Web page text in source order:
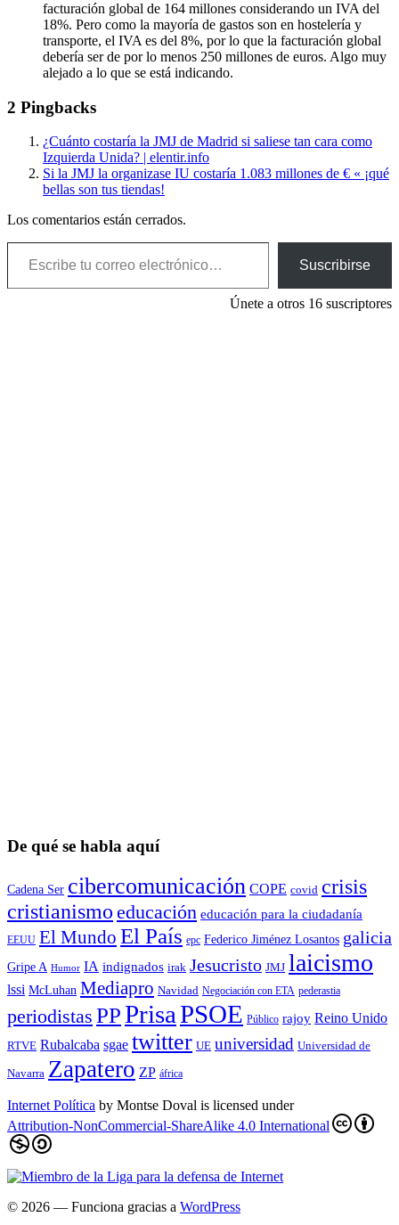
facturación global de 164 millones considerando un IVA del
18%. Pero como la mayoría de gastos son en hostelería y
transporte, el IVA es del 8%, por lo que la facturación global
debería ser de por lo menos 250 millones de euros. Algo muy
alejado a lo que se está indicando.
2 Pingbacks
¿Cuánto costaría la JMJ de Madrid si saliese tan cara como
Izquierda Unida? | elentir.info
Si la JMJ la organizase IU costaría 1.083 millones de € « ¡qué
bellas son tus tiendas!
Los comentarios están cerrados.
Escribe tu correo electrónico…
Suscribirse
Únete a otros 16 suscriptores
De qué se habla aquí
Cadena Ser cibercomunicación COPE covid crisis
cristianismo educación educación para la ciudadaní­a
EEUU El Mundo El País epc Federico Jiménez Losantos galicia
Gripe A Humor IA indignados irak Jesucristo JMJ laicismo
lssi McLuhan Mediapro Navidad Negociación con ETA pederastia
periodistas PPPrisaPSOE Público rajoy Reino Unido
RTVE Rubalcaba sgae twitter UE universidad Universidad de
Navarra Zapatero ZP áfrica
Internet Política by Montse Doval is licensed under
Attribution-NonCommercial-ShareAlike 4.0 International
© 2026 — Funciona gracias a WordPress